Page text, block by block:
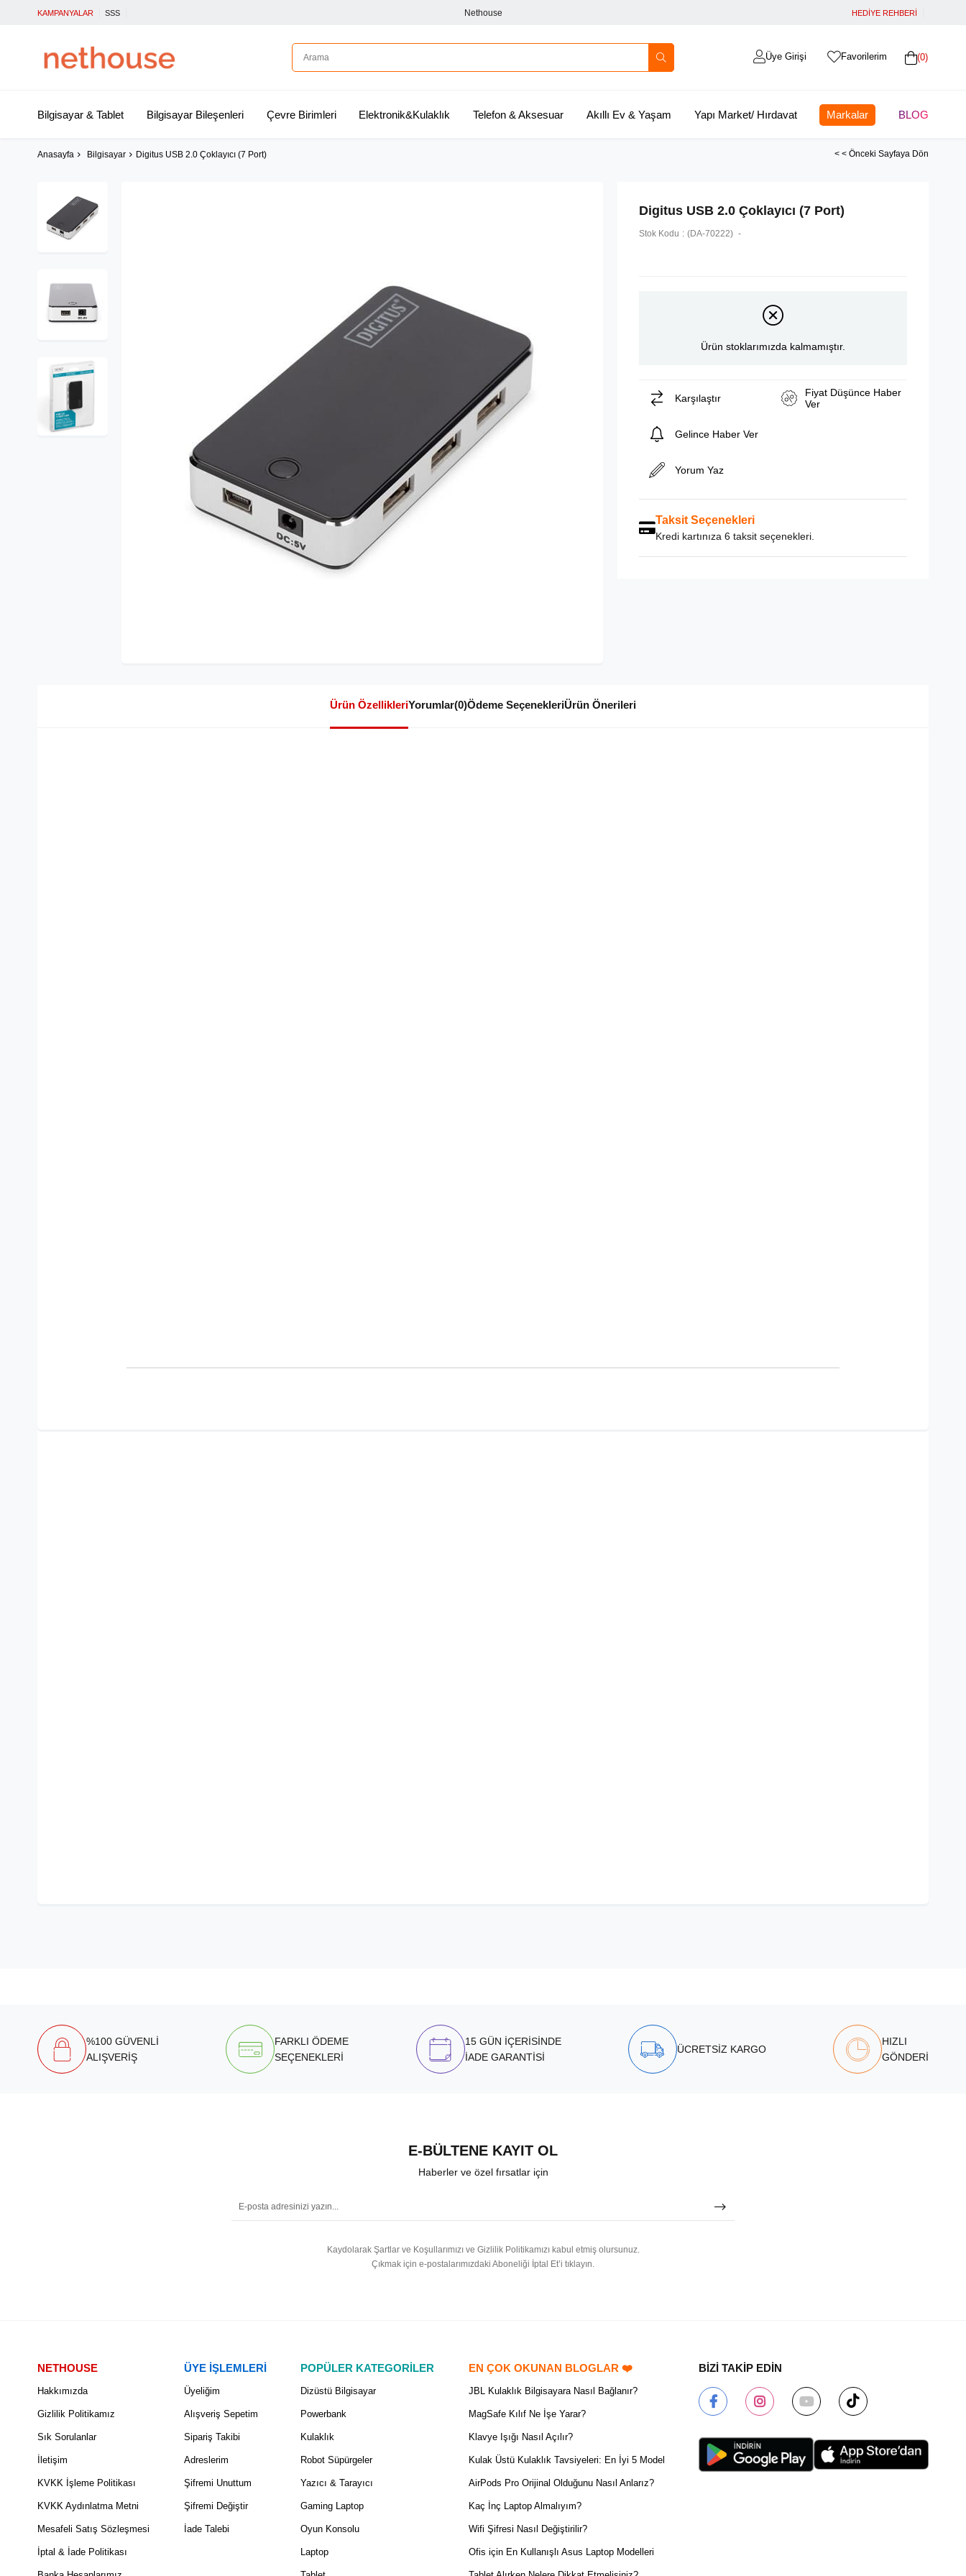
KAMPANYALAR SSS Nethouse HEDİYE REHBERİ
0
Favorilerim
Üye Girişi
Bilgisayar & Tablet Bilgisayar Bileşenleri Çevre Birimleri Elektronik&Kulaklık Telefon & Aksesuar Akıllı Ev & Yaşam Yapı Market/ Hırdavat Markalar BLOG
Anasayfa Bilgisayar Digitus USB 2.0 Çoklayıcı (7 Port) < < Önceki Sayfaya Dön
Digitus USB 2.0 Çoklayıcı (7 Port)
Stok Kodu (DA-70222)
Ürün stoklarımızda kalmamıştır.
Karşılaştır
Fiyat Düşünce Haber
Ver
Gelince Haber Ver
Yorum Yaz
Taksit Seçenekleri
Kredi kartınıza 6 taksit seçenekleri.
Ürün ÖzellikleriYorumlar(0)Ödeme SeçenekleriÜrün Önerileri
%100 GÜVENLİ
ALIŞVERİŞ
FARKLI ÖDEME
SEÇENEKLERİ
15 GÜN İÇERİSİNDE
İADE GARANTİSİ
ÜCRETSİZ KARGO
HIZLI
GÖNDERİ
E-BÜLTENE KAYIT OL
Haberler ve özel fırsatlar için
Kaydolarak Şartlar ve Koşullarımızı ve Gizlilik Politikamızı kabul etmiş olursunuz.
Çıkmak için e-postalarımızdaki Aboneliği İptal Et’i tıklayın.
NETHOUSE
Hakkımızda
Gizlilik Politikamız
Sık Sorulanlar
İletişim
KVKK İşleme Politikası
KVKK Aydınlatma Metni
Mesafeli Satış Sözleşmesi
İptal & İade Politikası
ÜYE İŞLEMLERİ
Üyeliğim
Alışveriş Sepetim
Sipariş Takibi
Adreslerim
Şifremi Unuttum
Şifremi Değiştir
İade Talebi
POPÜLER KATEGORİLER
Dizüstü Bilgisayar
Powerbank
Kulaklık
Robot Süpürgeler
Yazıcı & Tarayıcı
Gaming Laptop
Oyun Konsolu
Laptop
EN ÇOK OKUNAN BLOGLAR ❤️
JBL Kulaklık Bilgisayara Nasıl Bağlanır?
MagSafe Kılıf Ne İşe Yarar?
Klavye Işığı Nasıl Açılır?
Kulak Üstü Kulaklık Tavsiyeleri: En İyi 5 Model
AirPods Pro Orijinal Olduğunu Nasıl Anlarız?
Kaç İnç Laptop Almalıyım?
Wifi Şifresi Nasıl Değiştirilir?
Ofis için En Kullanışlı Asus Laptop Modelleri
BİZİ TAKİP EDİN